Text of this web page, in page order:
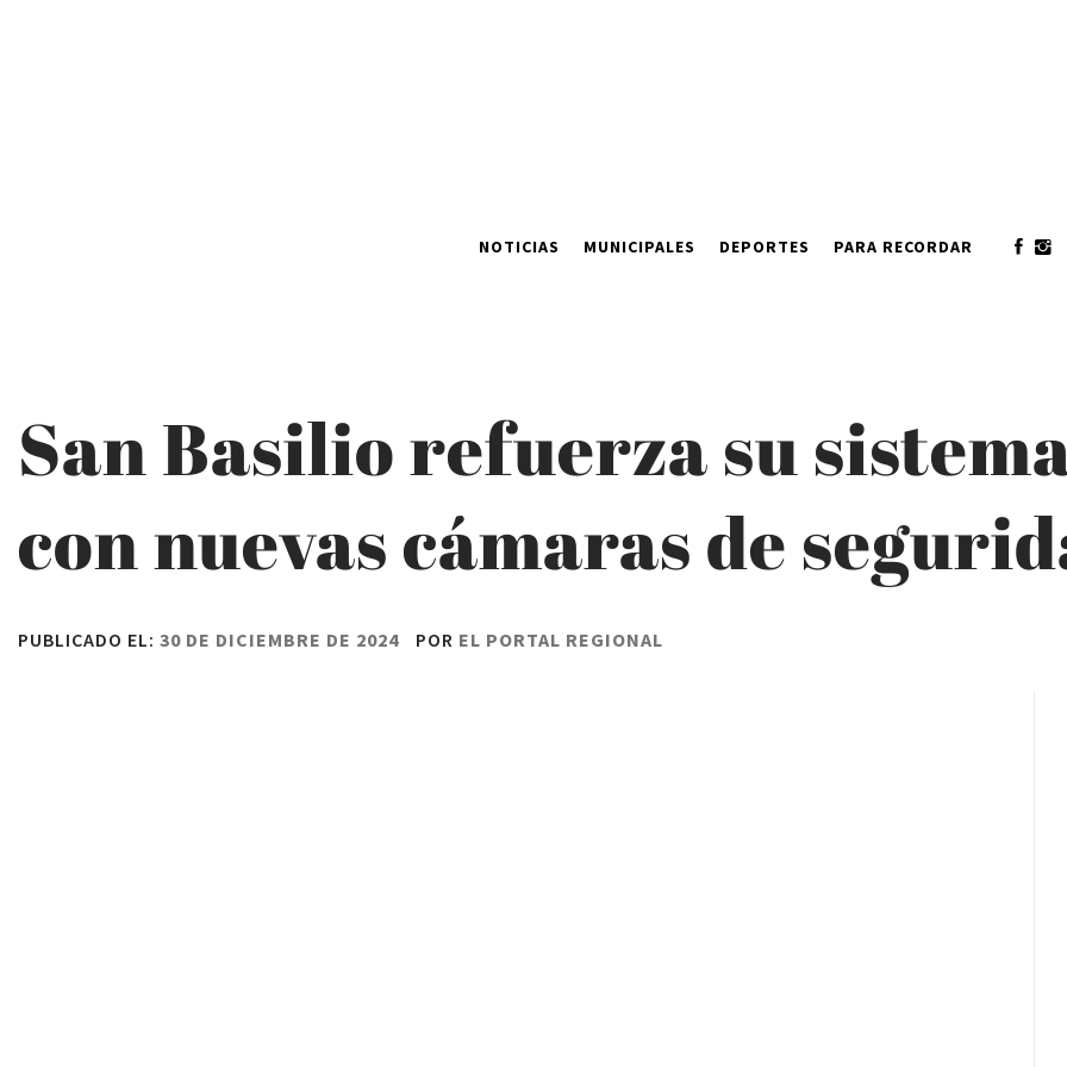
NOTICIAS MUNICIPALES DEPORTES PARA RECORDAR
San Basilio refuerza su
con nuevas cámaras de
PUBLICADO EL: 30 DE DICIEMBRE DE 2024 POR EL PORTAL REGIONAL